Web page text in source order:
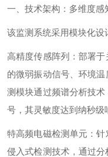
一、技术架构：多维度感
该监测系统采用模块化设
高精度传感阵列：部署
的微弱振动信号、环境
测模块通过频谱分析技
号，其灵敏度达到纳秒级
特高频电磁检测单元：
侵入式检测技术，通过分